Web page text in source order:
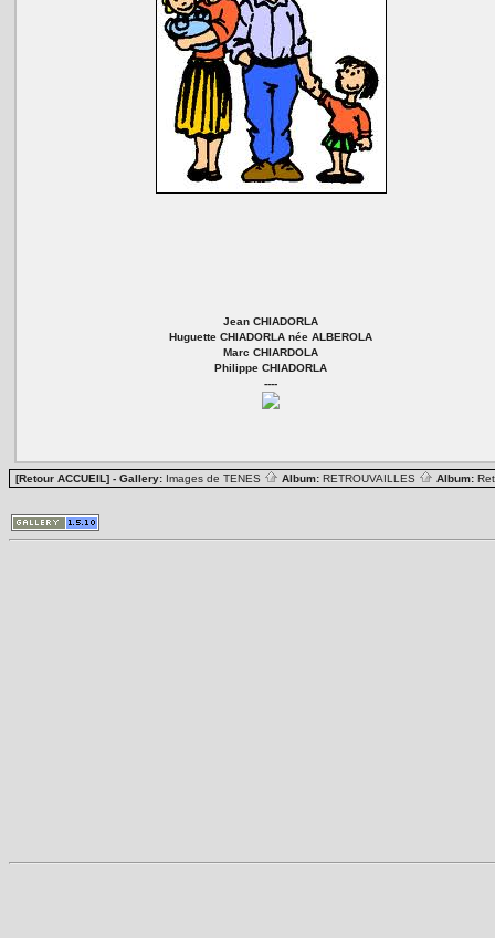
Jean CHIADORLA
Huguette CHIADORLA née ALBEROLA
Marc CHIARDOLA
Philippe CHIADORLA
----
[Retour ACCUEIL] - Gallery: Images de TENES Album: RETROUVAILLES Album: